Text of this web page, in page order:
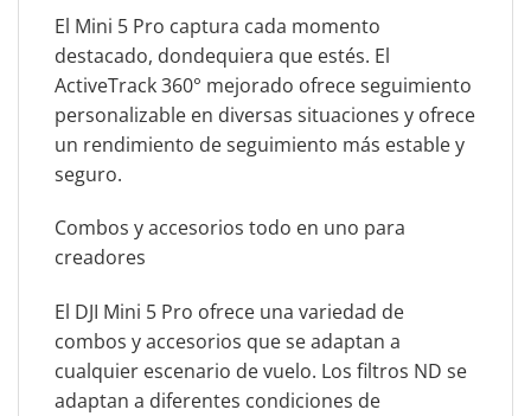
El Mini 5 Pro captura cada momento
destacado, dondequiera que estés. El
ActiveTrack 360° mejorado ofrece seguimiento
personalizable en diversas situaciones y ofrece
un rendimiento de seguimiento más estable y
seguro.
Combos y accesorios todo en uno para
creadores
El DJI Mini 5 Pro ofrece una variedad de
combos y accesorios que se adaptan a
cualquier escenario de vuelo. Los filtros ND se
adaptan a diferentes condiciones de